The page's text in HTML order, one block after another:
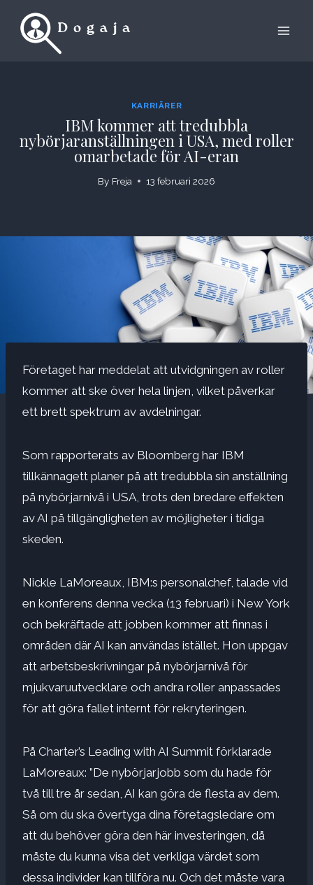
KARRIÄRER
IBM kommer att tredubbla
nybörjaranställningen i USA, med roller
omarbetade för AI-eran
By Freja 13 februari 2026
Företaget har meddelat att utvidgningen av roller
kommer att ske över hela linjen, vilket påverkar
ett brett spektrum av avdelningar.
Som rapporterats av Bloomberg har IBM
tillkännagett planer på att tredubbla sin anställning
på nybörjarnivå i USA, trots den bredare effekten
av AI på tillgängligheten av möjligheter i tidiga
skeden.
Nickle LaMoreaux, IBM:s personalchef, talade vid
en konferens denna vecka (13 februari) i New York
och bekräftade att jobben kommer att finnas i
områden där AI kan användas istället. Hon uppgav
att arbetsbeskrivningar på nybörjarnivå för
mjukvaruutvecklare och andra roller anpassades
för att göra fallet internt för rekryteringen.
På Charter’s Leading with AI Summit förklarade
LaMoreaux: ”De nybörjarjobb som du hade för
två till tre år sedan, AI kan göra de flesta av dem.
Så om du ska övertyga dina företagsledare om
att du behöver göra den här investeringen, då
måste du kunna visa det verkliga värdet som
dessa individer kan tillföra nu. Och det måste vara